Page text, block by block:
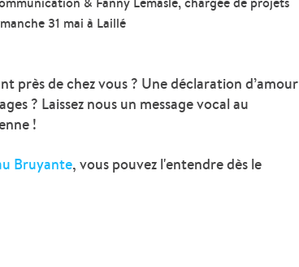
31 mai à Laillé
près de chez vous ? Une déclaration d’amour
? Laissez nous un message vocal au
!
Bruyante, vous pouvez l'entendre dès le